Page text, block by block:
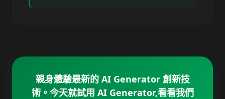
親身體驗最新的 AI Generator 創新技
術。今天就試用 AI Generator,看看我們